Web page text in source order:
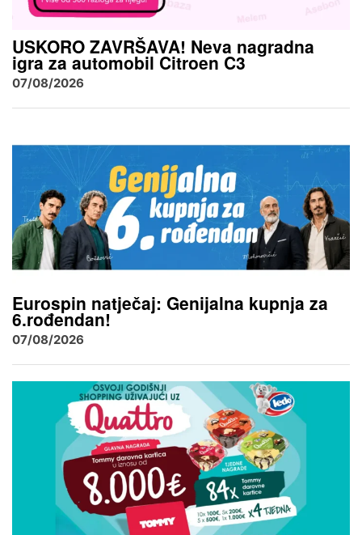
USKORO ZAVRŠAVA! Neva nagradna
igra za automobil Citroen C3
07/08/2026
Eurospin natječaj: Genijalna kupnja za
6.rođendan!
07/08/2026